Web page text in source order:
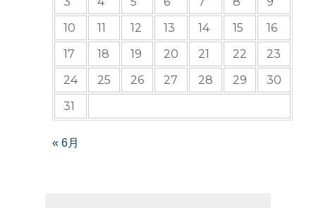
10
11 12 13 14 15
16
17
18 19 20 21 22
23
24
25 26 27 28 29
30
31
« 6月